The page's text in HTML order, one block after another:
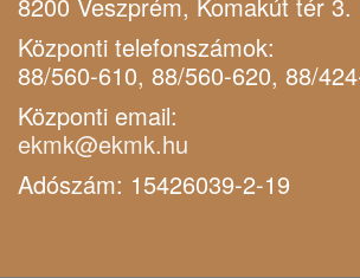
Központi telefonszámok:
88/560-610, 88/560-620, 88/
Központi email:
ekmk@ekmk.hu
Adószám: 15426039-2-19